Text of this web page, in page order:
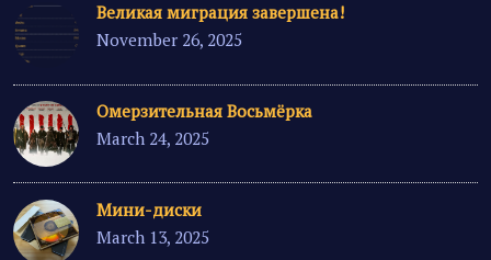
Великая миграция завершена!
November 26, 2025
Омерзительная Восьмёрка
March 24, 2025
Мини-диски
March 13, 2025